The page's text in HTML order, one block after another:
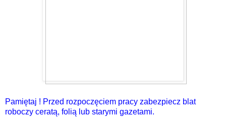
Pamiętaj ! Przed rozpoczęciem pracy zabezpiecz blat
roboczy ceratą, folią lub starymi gazetami.